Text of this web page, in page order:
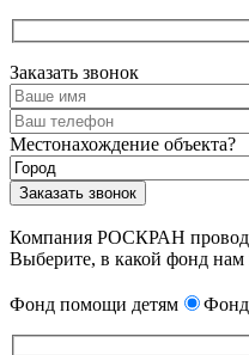
Заказать звонок
Местонахождение объекта?
Компания РОСКРАН
Выберите, в какой фонд нам
Фонд помощи детям